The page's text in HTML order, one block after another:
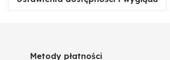
Metody płatności